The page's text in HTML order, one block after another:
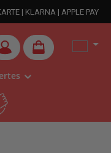
| KLARNA | APPLE PAY
0 Produkte auf dem